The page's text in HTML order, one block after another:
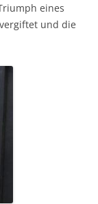
eines
und die